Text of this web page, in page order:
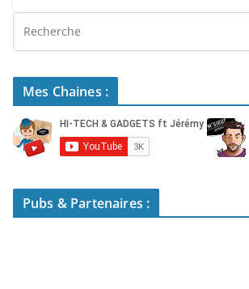
Mes Chaines :
Pubs & Partenaires :